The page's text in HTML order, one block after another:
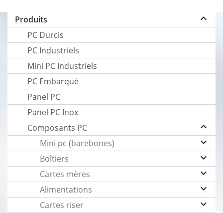
Produits keyboard_arrow_up
PC Durcis
PC Industriels
Mini PC Industriels
PC Embarqué
Panel PC
Panel PC Inox
Composants PC
keyboard_arrow_up
Mini pc (barebones) keyboard_arrow_down
Boîtiers keyboard_arrow_down
Cartes mères keyboard_arrow_down
Alimentations keyboard_arrow_down
Cartes riser keyboard_arrow_down